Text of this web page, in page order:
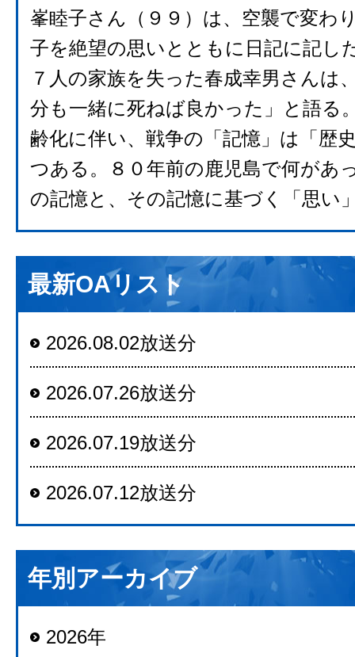
峯睦子さん（９９）は、空襲で変わ
子を絶望の思いとともに日記に記し
７人の家族を失った春成幸男さんは
分も一緒に死ねば良かった」と語る
齢化に伴い、戦争の「記憶」は「歴
つある。８０年前の鹿児島で何があ
の記憶と、その記憶に基づく「思い
最新OAリスト
2026.08.02放送分
2026.07.26放送分
2026.07.19放送分
2026.07.12放送分
年別アーカイブ
2026年